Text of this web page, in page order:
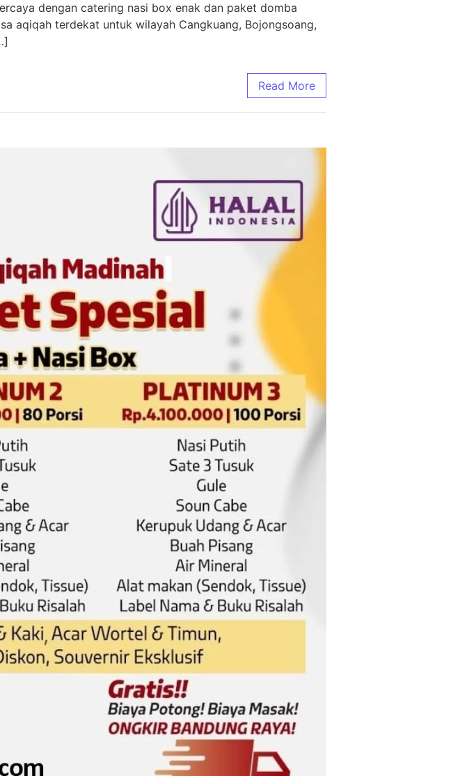
dengan catering nasi box enak dan paket domba
aqiqah terdekat untuk wilayah Cangkuang, Bojongsoang,
Read More